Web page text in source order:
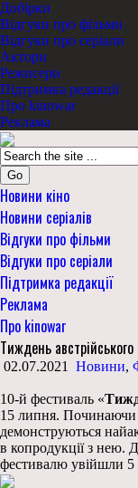
Добірки
Відгуки про фільми
Відгуки про серіали
Актори
Режисери
Підтримка редакції
Про kinowar
Реклама
Go
Новини кіно
Новини серіалів
Відгуки про фільми
Відгуки про серіали
Підтримка редакції
Реклама
Про kinowar
Тиждень
02.07.2021 Новини,
10-й фестиваль «
15 липня. Починаючи
демонструються
в копродукції з нею.
фестивалю увійшли 5